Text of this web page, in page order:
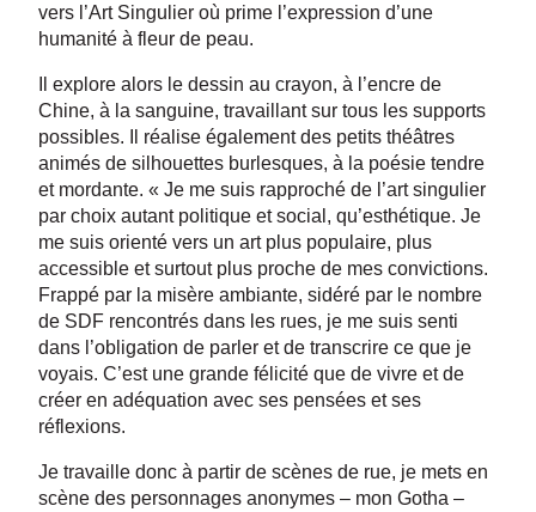
vers l’Art Singulier où prime l’expression d’une
humanité à fleur de peau.
Il explore alors le dessin au crayon, à l’encre de
Chine, à la sanguine, travaillant sur tous les supports
possibles. Il réalise également des petits théâtres
animés de silhouettes burlesques, à la poésie tendre
et mordante. « Je me suis rapproché de l’art singulier
par choix autant politique et social, qu’esthétique. Je
me suis orienté vers un art plus populaire, plus
accessible et surtout plus proche de mes convictions.
Frappé par la misère ambiante, sidéré par le nombre
de SDF rencontrés dans les rues, je me suis senti
dans l’obligation de parler et de transcrire ce que je
voyais. C’est une grande félicité que de vivre et de
créer en adéquation avec ses pensées et ses
réflexions.
Je travaille donc à partir de scènes de rue, je mets en
scène des personnages anonymes – mon Gotha –